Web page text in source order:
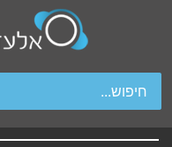
with swipe gestures.